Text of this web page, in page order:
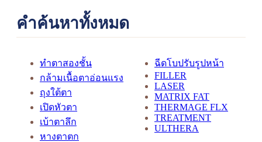
คำค้นหาทั้งหมด
ทำตาสองชั้น
กล้ามเนื้อตาอ่อนแรง
ถุงใต้ตา
เปิดหัวตา
เบ้าตาลึก
หางตาตก
ฉีดโบปรับรูปหน้า
FILLER
LASER
MATRIX FAT
THERMAGE FLX
TREATMENT
ULTHERA